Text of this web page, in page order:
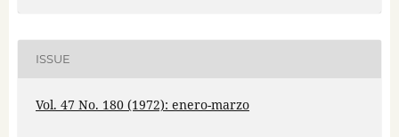
ISSUE
Vol. 47 No. 180 (1972): enero-marzo